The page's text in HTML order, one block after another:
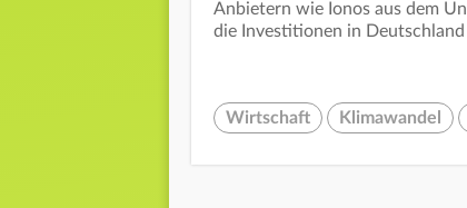
Anbietern wie Ionos aus dem
die Investitionen in
Wirtschaft Klimawandel